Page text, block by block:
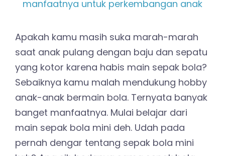
Apakah kamu masih suka marah-marah
saat anak pulang dengan baju dan sepatu
yang kotor karena habis main sepak bola?
Sebaiknya kamu malah mendukung hobby
anak-anak bermain bola. Ternyata banyak
banget manfaatnya. Mulai belajar dari
main sepak bola mini deh. Udah pada
pernah dengar tentang sepak bola mini